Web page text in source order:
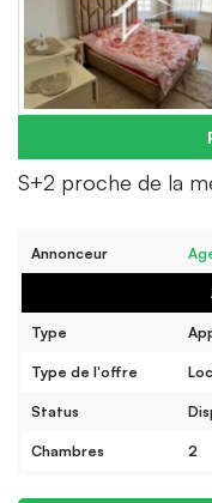
S+2 proche de la
Annonceur
Type
Type de l'offre
Status
Chambres 2